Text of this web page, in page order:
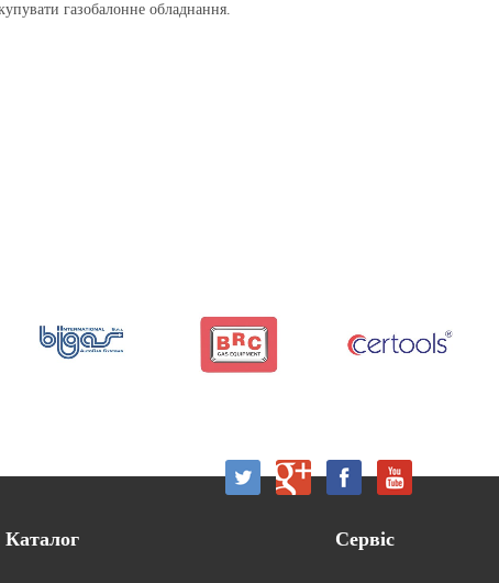
газобалонне обладнання.
Каталог Сервіс